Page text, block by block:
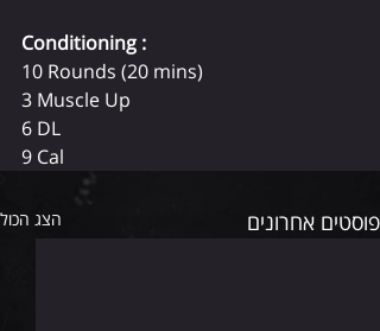
Conditioning :
10 Rounds (20 mins)
3 Muscle Up
6 DL
9 Cal
פוסטים אחרונים הצג הכול